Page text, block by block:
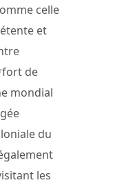
celle
et
de
mondial
du
les